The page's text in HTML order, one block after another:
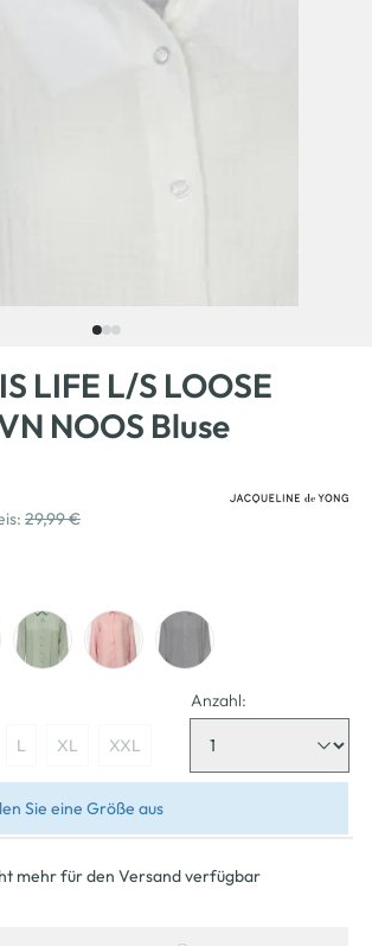
LIFE L/S LOOSE
NOOS Bluse
29,99 €
L XL XXL
Anzahl:
Sie eine Größe aus
mehr für den Versand verfügbar